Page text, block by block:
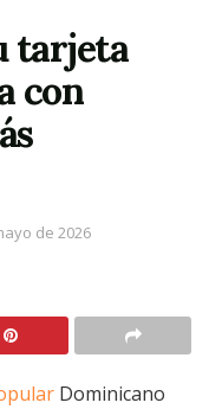
tarjeta
con
de 2026
Dominicano